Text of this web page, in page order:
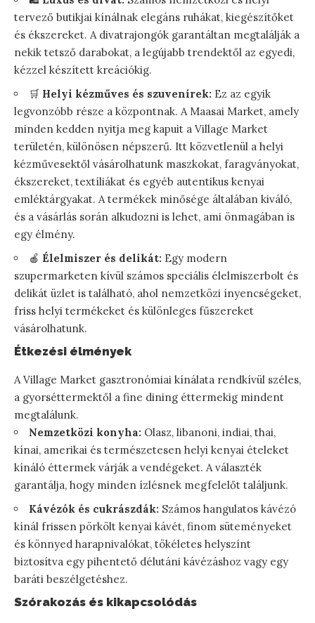
tervező butikjai kínálnak elegáns ruhákat, kiegészítőket
és ékszereket. A divatrajongók garantáltan megtalálják a
nekik tetsző darabokat, a legújabb trendektől az egyedi,
kézzel készített kreációkig.
🛒 Helyi kézműves és szuvenírek: Ez az egyik
legvonzóbb része a központnak. A Maasai Market, amely
minden kedden nyitja meg kapuit a Village Market
területén, különösen népszerű. Itt közvetlenül a helyi
kézművesektől vásárolhatunk maszkokat, faragványokat,
ékszereket, textíliákat és egyéb autentikus kenyai
emléktárgyakat. A termékek minősége általában kiváló,
és a vásárlás során alkudozni is lehet, ami önmagában is
egy élmény.
🍎 Élelmiszer és delikát: Egy modern
szupermarketen kívül számos speciális élelmiszerbolt és
delikát üzlet is található, ahol nemzetközi ínyencségeket,
friss helyi termékeket és különleges fűszereket
vásárolhatunk.
Étkezési élmények
A Village Market gasztronómiai kínálata rendkívül széles,
a gyorséttermektől a fine dining éttermekig mindent
megtalálunk.
Nemzetközi konyha: Olasz, libanoni, indiai, thai,
kínai, amerikai és természetesen helyi kenyai ételeket
kínáló éttermek várják a vendégeket. A választék
garantálja, hogy minden ízlésnek megfelelőt találjunk.
Kávézók és cukrászdák: Számos hangulatos kávézó
kínál frissen pörkölt kenyai kávét, finom süteményeket
és könnyed harapnivalókat, tökéletes helyszínt
biztosítva egy pihentető délutáni kávézáshoz vagy egy
baráti beszélgetéshez.
Szórakozás és kikapcsolódás